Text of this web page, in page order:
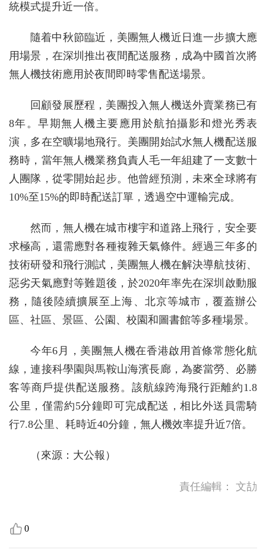
統模式提升近一倍。
隨着中秋節臨近，美團無人機近日進一步擴大應
用場景，在深圳推出夜間配送服務，成為中國首次將
無人機技術應用於夜間即時零售配送場景。
回顧發展歷程，美團投入無人機送外賣業務已有
8年。早期無人機主要應用於航拍攝影和燈光秀表
演，多在空曠場地飛行。美團開始試水無人機配送服
務時，當年無人機業務負責人毛一年組建了一支數十
人團隊，從零開始起步。他曾經預測，未來全球將有
10%至15%的即時配送訂單，透過空中運輸完成。
然而，無人機在城市樓宇和道路上飛行，安全要
求極高，還需應對各種複雜天氣條件。經過三年多的
技術研發和飛行測試，美團無人機在解決導航技術、
惡劣天氣應對等難題後，於2020年率先在深圳啟動服
務，隨後陸續擴展至上海、北京等城市，覆蓋辦公
區、社區、景區、公園、校園和圖書館等多種場景。
今年6月，美團無人機在香港啟用首條常態化航
線，連接科學園與馬鞍山海濱長廊，為麥當勞、必勝
客等商戶提供配送服務。該航線跨海飛行距離約1.8
公里，僅需約5分鐘即可完成配送，相比外送員需騎
行7.8公里、耗時近40分鐘，無人機效率提升近7倍。
（來源：大公報）
責任編輯： 文劼
0